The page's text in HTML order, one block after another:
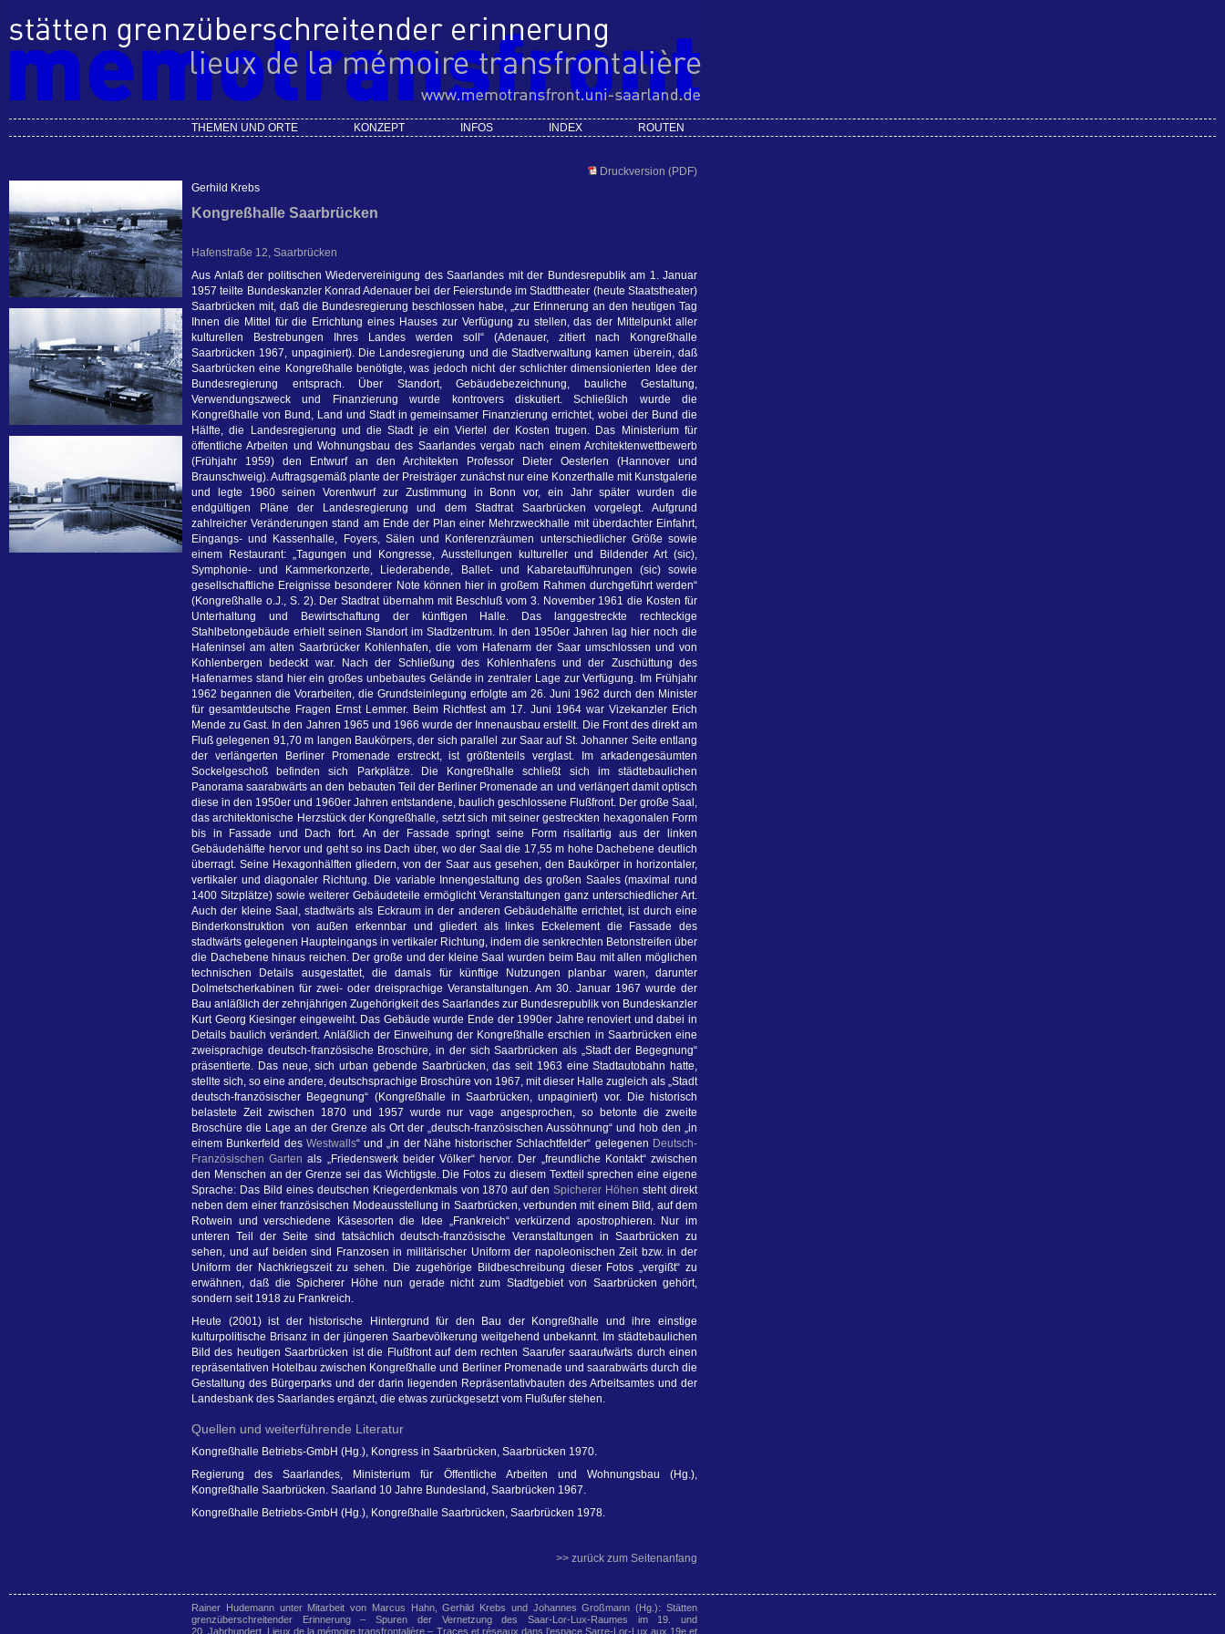
THEMEN UND ORTE KONZEPT INFOS INDEX ROUTEN
Druckversion (PDF)
Gerhild Krebs
Kongreßhalle Saarbrücken
Hafenstraße 12, Saarbrücken
Aus Anlaß der politischen Wiedervereinigung des Saarlandes mit der Bundesrepublik am 1. Januar
1957 teilte Bundeskanzler Konrad Adenauer bei der Feierstunde im Stadttheater (heute Staatstheater)
Saarbrücken mit, daß die Bundesregierung beschlossen habe, „zur Erinnerung an den heutigen Tag
Ihnen die Mittel für die Errichtung eines Hauses zur Verfügung zu stellen, das der Mittelpunkt aller
kulturellen Bestrebungen Ihres Landes werden soll“ (Adenauer, zitiert nach Kongreßhalle
Saarbrücken 1967, unpaginiert). Die Landesregierung und die Stadtverwaltung kamen überein, daß
Saarbrücken eine Kongreßhalle benötigte, was jedoch nicht der schlichter dimensionierten Idee der
Bundesregierung entsprach. Über Standort, Gebäudebezeichnung, bauliche Gestaltung,
Verwendungszweck und Finanzierung wurde kontrovers diskutiert. Schließlich wurde die
Kongreßhalle von Bund, Land und Stadt in gemeinsamer Finanzierung errichtet, wobei der Bund die
Hälfte, die Landesregierung und die Stadt je ein Viertel der Kosten trugen. Das Ministerium für
öffentliche Arbeiten und Wohnungsbau des Saarlandes vergab nach einem Architektenwettbewerb
(Frühjahr 1959) den Entwurf an den Architekten Professor Dieter Oesterlen (Hannover und
Braunschweig). Auftragsgemäß plante der Preisträger zunächst nur eine Konzerthalle mit Kunstgalerie
und legte 1960 seinen Vorentwurf zur Zustimmung in Bonn vor, ein Jahr später wurden die
endgültigen Pläne der Landesregierung und dem Stadtrat Saarbrücken vorgelegt. Aufgrund
zahlreicher Veränderungen stand am Ende der Plan einer Mehrzweckhalle mit überdachter Einfahrt,
Eingangs- und Kassenhalle, Foyers, Sälen und Konferenzräumen unterschiedlicher Größe sowie
einem Restaurant: „Tagungen und Kongresse, Ausstellungen kultureller und Bildender Art (sic),
Symphonie- und Kammerkonzerte, Liederabende, Ballet- und Kabaretaufführungen (sic) sowie
gesellschaftliche Ereignisse besonderer Note können hier in großem Rahmen durchgeführt werden“
(Kongreßhalle o.J., S. 2). Der Stadtrat übernahm mit Beschluß vom 3. November 1961 die Kosten für
Unterhaltung und Bewirtschaftung der künftigen Halle. Das langgestreckte rechteckige
Stahlbetongebäude erhielt seinen Standort im Stadtzentrum. In den 1950er Jahren lag hier noch die
Hafeninsel am alten Saarbrücker Kohlenhafen, die vom Hafenarm der Saar umschlossen und von
Kohlenbergen bedeckt war. Nach der Schließung des Kohlenhafens und der Zuschüttung des
Hafenarmes stand hier ein großes unbebautes Gelände in zentraler Lage zur Verfügung. Im Frühjahr
1962 begannen die Vorarbeiten, die Grundsteinlegung erfolgte am 26. Juni 1962 durch den Minister
für gesamtdeutsche Fragen Ernst Lemmer. Beim Richtfest am 17. Juni 1964 war Vizekanzler Erich
Mende zu Gast. In den Jahren 1965 und 1966 wurde der Innenausbau erstellt. Die Front des direkt am
Fluß gelegenen 91,70 m langen Baukörpers, der sich parallel zur Saar auf St. Johanner Seite entlang
der verlängerten Berliner Promenade erstreckt, ist größtenteils verglast. Im arkadengesäumten
Sockelgeschoß befinden sich Parkplätze. Die Kongreßhalle schließt sich im städtebaulichen
Panorama saarabwärts an den bebauten Teil der Berliner Promenade an und verlängert damit optisch
diese in den 1950er und 1960er Jahren entstandene, baulich geschlossene Flußfront. Der große Saal,
das architektonische Herzstück der Kongreßhalle, setzt sich mit seiner gestreckten hexagonalen Form
bis in Fassade und Dach fort. An der Fassade springt seine Form risalitartig aus der linken
Gebäudehälfte hervor und geht so ins Dach über, wo der Saal die 17,55 m hohe Dachebene deutlich
überragt. Seine Hexagonhälften gliedern, von der Saar aus gesehen, den Baukörper in horizontaler,
vertikaler und diagonaler Richtung. Die variable Innengestaltung des großen Saales (maximal rund
1400 Sitzplätze) sowie weiterer Gebäudeteile ermöglicht Veranstaltungen ganz unterschiedlicher Art.
Auch der kleine Saal, stadtwärts als Eckraum in der anderen Gebäudehälfte errichtet, ist durch eine
Binderkonstruktion von außen erkennbar und gliedert als linkes Eckelement die Fassade des
stadtwärts gelegenen Haupteingangs in vertikaler Richtung, indem die senkrechten Betonstreifen über
die Dachebene hinaus reichen. Der große und der kleine Saal wurden beim Bau mit allen möglichen
technischen Details ausgestattet, die damals für künftige Nutzungen planbar waren, darunter
Dolmetscherkabinen für zwei- oder dreisprachige Veranstaltungen. Am 30. Januar 1967 wurde der
Bau anläßlich der zehnjährigen Zugehörigkeit des Saarlandes zur Bundesrepublik von Bundeskanzler
Kurt Georg Kiesinger eingeweiht. Das Gebäude wurde Ende der 1990er Jahre renoviert und dabei in
Details baulich verändert. Anläßlich der Einweihung der Kongreßhalle erschien in Saarbrücken eine
zweisprachige deutsch-französische Broschüre, in der sich Saarbrücken als „Stadt der Begegnung“
präsentierte. Das neue, sich urban gebende Saarbrücken, das seit 1963 eine Stadtautobahn hatte,
stellte sich, so eine andere, deutschsprachige Broschüre von 1967, mit dieser Halle zugleich als „Stadt
deutsch-französischer Begegnung“ (Kongreßhalle in Saarbrücken, unpaginiert) vor. Die historisch
belastete Zeit zwischen 1870 und 1957 wurde nur vage angesprochen, so betonte die zweite
Broschüre die Lage an der Grenze als Ort der „deutsch-französischen Aussöhnung“ und hob den „in
einem Bunkerfeld des Westwalls“ und „in der Nähe historischer Schlachtfelder“ gelegenen Deutsch-
Französischen Garten als „Friedenswerk beider Völker“ hervor. Der „freundliche Kontakt“ zwischen
den Menschen an der Grenze sei das Wichtigste. Die Fotos zu diesem Textteil sprechen eine eigene
Sprache: Das Bild eines deutschen Kriegerdenkmals von 1870 auf denSpicherer Höhen steht direkt
neben dem einer französischen Modeausstellung in Saarbrücken, verbunden mit einem Bild, auf dem
Rotwein und verschiedene Käsesorten die Idee „Frankreich“ verkürzend apostrophieren. Nur im
unteren Teil der Seite sind tatsächlich deutsch-französische Veranstaltungen in Saarbrücken zu
sehen, und auf beiden sind Franzosen in militärischer Uniform der napoleonischen Zeit bzw. in der
Uniform der Nachkriegszeit zu sehen. Die zugehörige Bildbeschreibung dieser Fotos „vergißt“ zu
erwähnen, daß die Spicherer Höhe nun gerade nicht zum Stadtgebiet von Saarbrücken gehört,
sondern seit 1918 zu Frankreich.
Heute (2001) ist der historische Hintergrund für den Bau der Kongreßhalle und ihre einstige
kulturpolitische Brisanz in der jüngeren Saarbevölkerung weitgehend unbekannt. Im städtebaulichen
Bild des heutigen Saarbrücken ist die Flußfront auf dem rechten Saarufer saaraufwärts durch einen
repräsentativen Hotelbau zwischen Kongreßhalle und Berliner Promenade und saarabwärts durch die
Gestaltung des Bürgerparks und der darin liegenden Repräsentativbauten des Arbeitsamtes und der
Landesbank des Saarlandes ergänzt, die etwas zurückgesetzt vom Flußufer stehen.
Quellen und weiterführende Literatur
Kongreßhalle Betriebs-GmbH (Hg.), Kongress in Saarbrücken, Saarbrücken 1970.
Regierung des Saarlandes, Ministerium für Öffentliche Arbeiten und Wohnungsbau (Hg.),
Kongreßhalle Saarbrücken. Saarland 10 Jahre Bundesland, Saarbrücken 1967.
Kongreßhalle Betriebs-GmbH (Hg.), Kongreßhalle Saarbrücken, Saarbrücken 1978.
>> zurück zum Seitenanfang
Rainer Hudemann unter Mitarbeit von Marcus Hahn, Gerhild Krebs und Johannes Großmann (Hg.): Stätten
grenzüberschreitender Erinnerung – Spuren der Vernetzung des Saar-Lor-Lux-Raumes im 19. und
20. Jahrhundert. Lieux de la mémoire transfrontalière – Traces et réseaux dans l’espace Sarre-Lor-Lux aux 19e et